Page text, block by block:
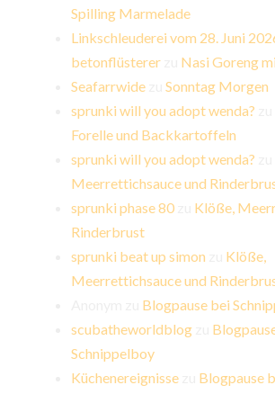
Spilling Marmelade
Linkschleuderei vom 28. Juni
betonflüsterer
Nasi Goreng
Seafarrwide zuSonntag Morgen
sprunki will you adopt wenda? zu
Forelle und Backkartoffeln
sprunki will you adopt wenda?
Meerrettichsauce und
sprunki phase 80
Klöße,
Rinderbrust
sprunki beat up simon
Klöße,
Meerrettichsauce und
Blogpause bei
scubatheworldblog
Schnippelboy
Küchenereignisse
Blogpause